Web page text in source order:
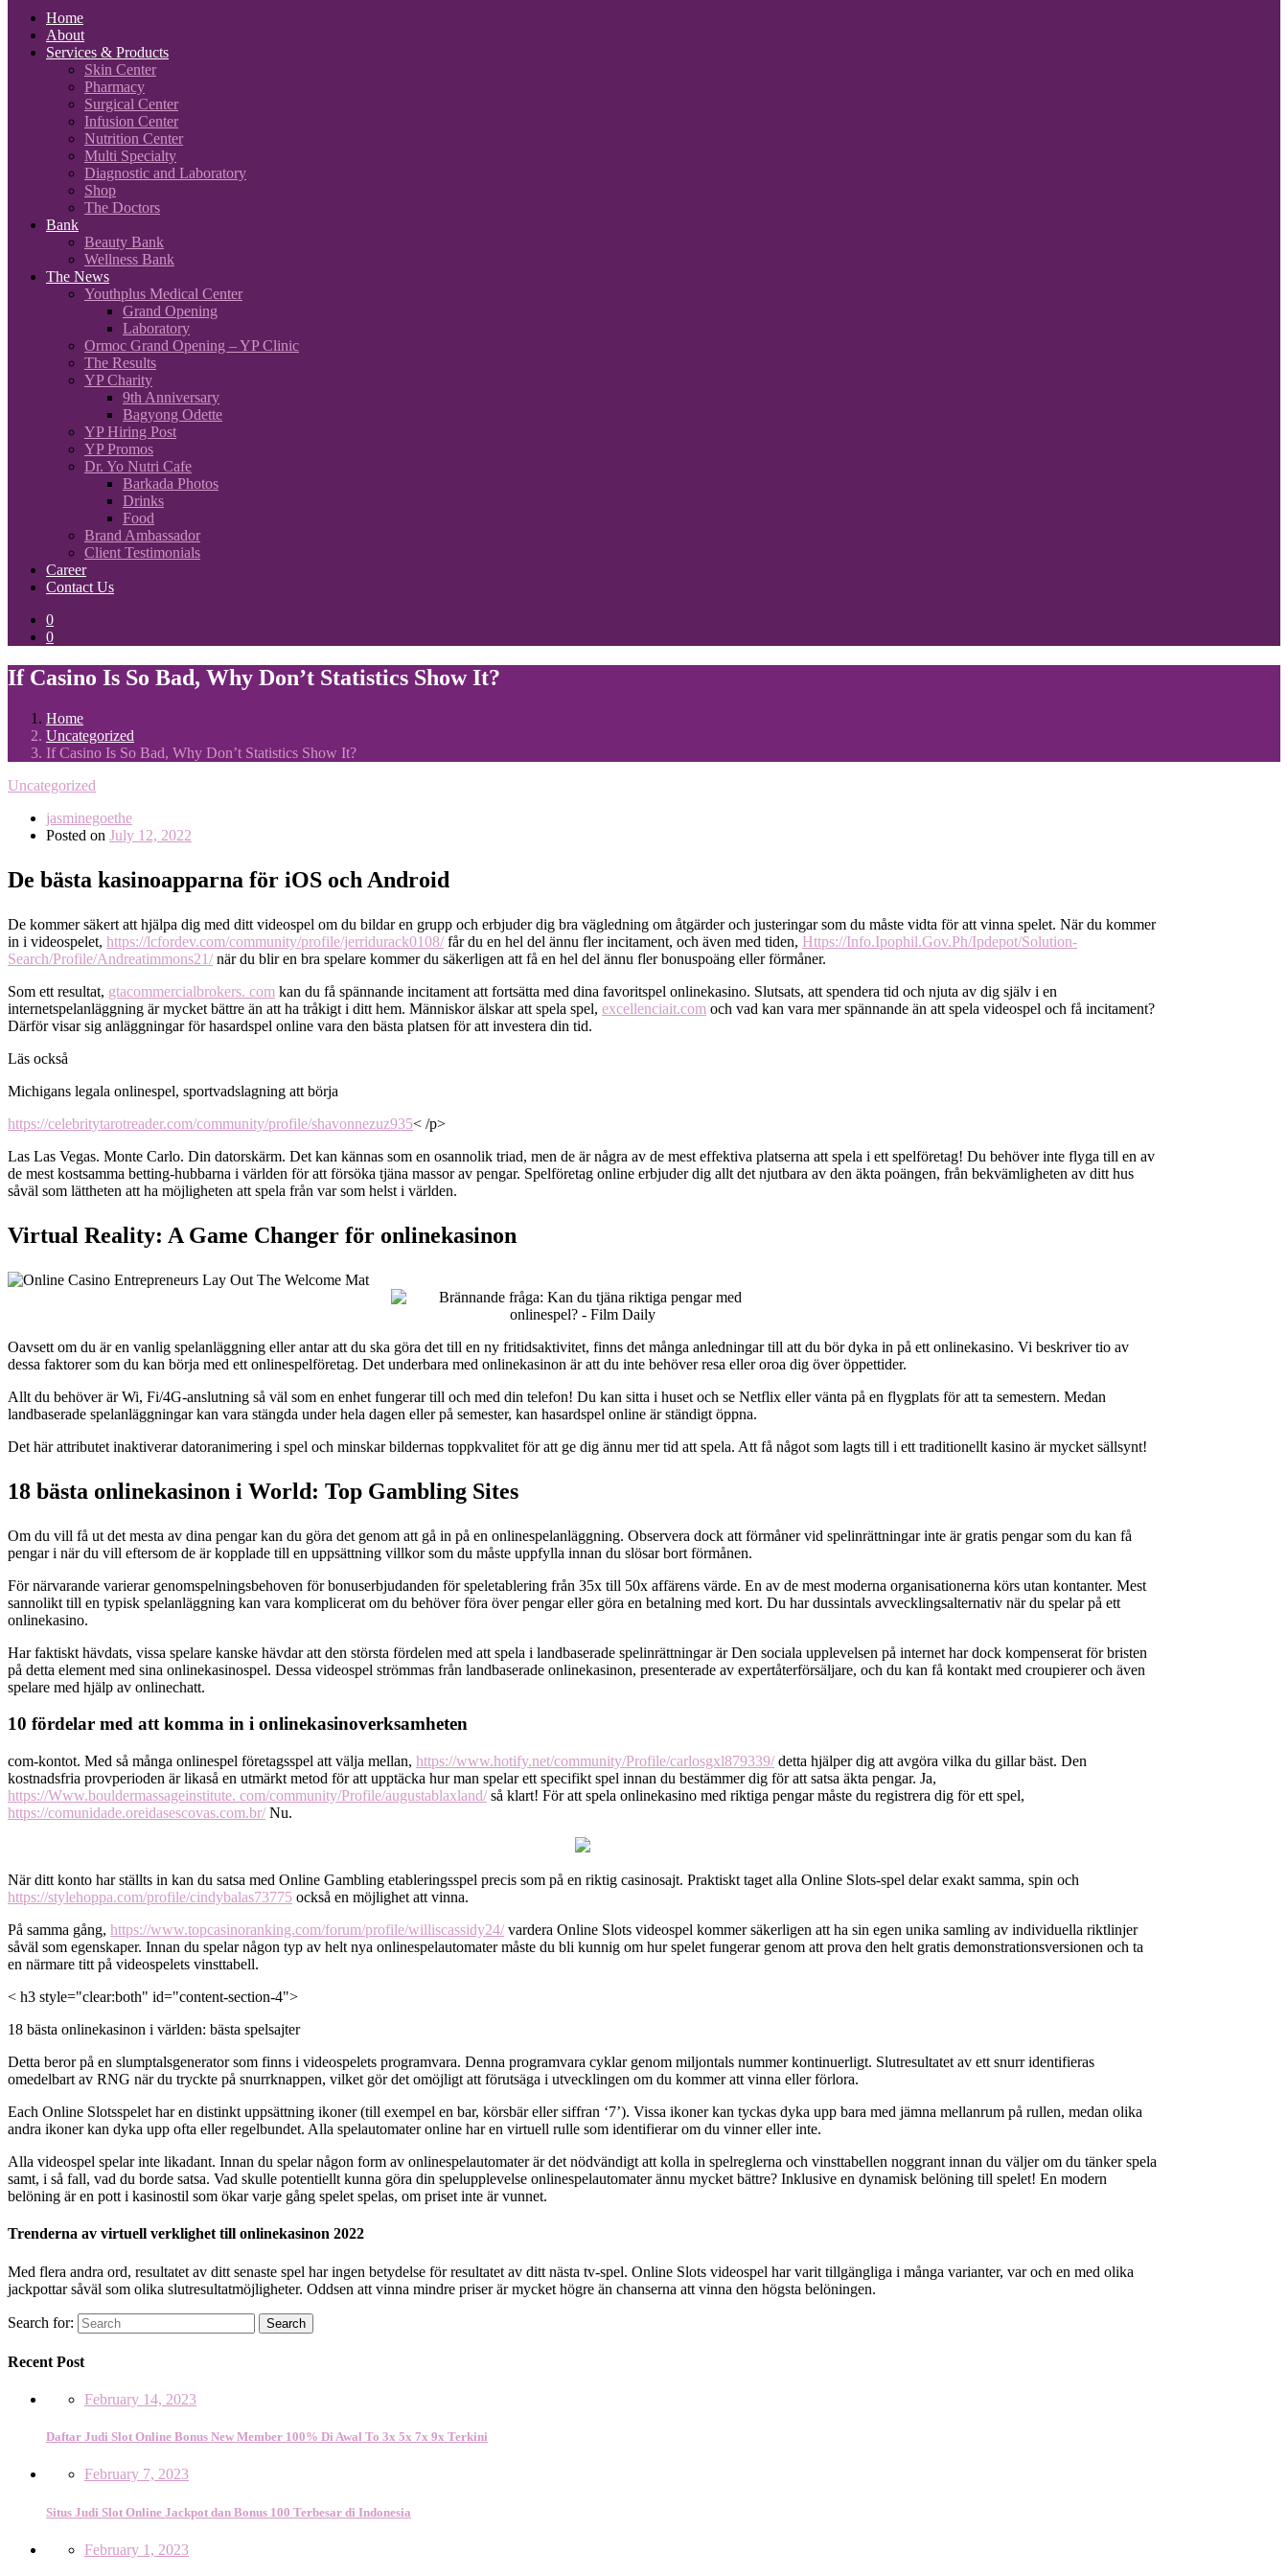
Home
About
Services & Products
Skin Center
Pharmacy
Surgical Center
Infusion Center
Nutrition Center
Multi Specialty
Diagnostic and Laboratory
Shop
The Doctors
Bank
Beauty Bank
Wellness Bank
The News
Youthplus Medical Center
Grand Opening
Laboratory
Ormoc Grand Opening – YP Clinic
The Results
YP Charity
9th Anniversary
Bagyong Odette
YP Hiring Post
YP Promos
Dr. Yo Nutri Cafe
Barkada Photos
Drinks
Food
Brand Ambassador
Client Testimonials
Career
Contact Us
0
0
If Casino Is So Bad, Why Don’t Statistics Show It?
Home
Uncategorized
If Casino Is So Bad, Why Don’t Statistics Show It?
Uncategorized
jasminegoethe
Posted on July 12, 2022
De bästa kasinoapparna för iOS och Android
De kommer säkert att hjälpa dig med ditt videospel om du bildar en grupp och erbjuder dig bra vägledning om åtgärder och justeringar som du måste vidta för att vinna spelet. När du kommer
in i videospelet, https://lcfordev.com/community/profile/jerridurack0108/får du en hel del ännu fler incitament, och även med tiden, Https://Info.Ipophil.Gov.Ph/Ipdepot/Solution-
Search/Profile/Andreatimmons21/när du blir en bra spelare kommer du säkerligen att få en hel del ännu fler bonuspoäng eller förmåner.
Som ett resultat, gtacommercialbrokers. com kan du få spännande incitament att fortsätta med dina favoritspel onlinekasino. Slutsats, att spendera tid och njuta av dig själv i en
internetspelanläggning är mycket bättre än att ha tråkigt i ditt hem. Människor älskar att spela spel, excellenciait.com och vad kan vara mer spännande än att spela videospel och få incitament?
Därför visar sig anläggningar för hasardspel online vara den bästa platsen för att investera din tid.
Läs också
Michigans legala onlinespel, sportvadslagning att börja
https://celebritytarotreader.com/community/profile/shavonnezuz935< /p>
Las Las Vegas. Monte Carlo. Din datorskärm. Det kan kännas som en osannolik triad, men de är några av de mest effektiva platserna att spela i ett spelföretag! Du behöver inte flyga till en av
de mest kostsamma betting-hubbarna i världen för att försöka tjäna massor av pengar. Spelföretag online erbjuder dig allt det njutbara av den äkta poängen, från bekvämligheten av ditt hus
såväl som lättheten att ha möjligheten att spela från var som helst i världen.
Virtual Reality: A Game Changer för onlinekasinon
Oavsett om du är en vanlig spelanläggning eller antar att du ska göra det till en ny fritidsaktivitet, finns det många anledningar till att du bör dyka in på ett onlinekasino. Vi beskriver tio av
dessa faktorer som du kan börja med ett onlinespelföretag. Det underbara med onlinekasinon är att du inte behöver resa eller oroa dig över öppettider.
Allt du behöver är Wi, Fi/4G-anslutning så väl som en enhet fungerar till och med din telefon! Du kan sitta i huset och se Netflix eller vänta på en flygplats för att ta semestern. Medan
landbaserade spelanläggningar kan vara stängda under hela dagen eller på semester, kan hasardspel online är ständigt öppna.
Det här attributet inaktiverar datoranimering i spel och minskar bildernas toppkvalitet för att ge dig ännu mer tid att spela. Att få något som lagts till i ett traditionellt kasino är mycket sällsynt!
18 bästa onlinekasinon i World: Top Gambling Sites
Om du vill få ut det mesta av dina pengar kan du göra det genom att gå in på en onlinespelanläggning. Observera dock att förmåner vid spelinrättningar inte är gratis pengar som du kan få
pengar i när du vill eftersom de är kopplade till en uppsättning villkor som du måste uppfylla innan du slösar bort förmånen.
För närvarande varierar genomspelningsbehoven för bonuserbjudanden för speletablering från 35x till 50x affärens värde. En av de mest moderna organisationerna körs utan kontanter. Mest
sannolikt till en typisk spelanläggning kan vara komplicerat om du behöver föra över pengar eller göra en betalning med kort. Du har dussintals avvecklingsalternativ när du spelar på ett
onlinekasino.
Har faktiskt hävdats, vissa spelare kanske hävdar att den största fördelen med att spela i landbaserade spelinrättningar är Den sociala upplevelsen på internet har dock kompenserat för bristen
på detta element med sina onlinekasinospel. Dessa videospel strömmas från landbaserade onlinekasinon, presenterade av expertåterförsäljare, och du kan få kontakt med croupierer och även
spelare med hjälp av onlinechatt.
10 fördelar med att komma in i onlinekasinoverksamheten
com-kontot. Med så många onlinespel företagsspel att välja mellan, https://www.hotify.net/community/Profile/carlosgxl879339/detta hjälper dig att avgöra vilka du gillar bäst. Den
kostnadsfria provperioden är likaså en utmärkt metod för att upptäcka hur man spelar ett specifikt spel innan du bestämmer dig för att satsa äkta pengar. Ja,
https://Www.bouldermassageinstitute. com/community/Profile/augustablaxland/så klart! För att spela onlinekasino med riktiga pengar måste du registrera dig för ett spel,
https://comunidade.oreidasescovas.com.br/Nu.
När ditt konto har ställts in kan du satsa med Online Gambling etableringsspel precis som på en riktig casinosajt. Praktiskt taget alla Online Slots-spel delar exakt samma, spin och
https://stylehoppa.com/profile/cindybalas73775 också en möjlighet att vinna.
På samma gång, https://www.topcasinoranking.com/forum/profile/williscassidy24/vardera Online Slots videospel kommer säkerligen att ha sin egen unika samling av individuella riktlinjer
såväl som egenskaper. Innan du spelar någon typ av helt nya onlinespelautomater måste du bli kunnig om hur spelet fungerar genom att prova den helt gratis demonstrationsversionen och ta
en närmare titt på videospelets vinsttabell.
< h3 style="clear:both" id="content-section-4">
18 bästa onlinekasinon i världen: bästa spelsajter
Detta beror på en slumptalsgenerator som finns i videospelets programvara. Denna programvara cyklar genom miljontals nummer kontinuerligt. Slutresultatet av ett snurr identifieras
omedelbart av RNG när du tryckte på snurrknappen, vilket gör det omöjligt att förutsäga i utvecklingen om du kommer att vinna eller förlora.
Each Online Slotsspelet har en distinkt uppsättning ikoner (till exempel en bar, körsbär eller siffran ‘7’). Vissa ikoner kan tyckas dyka upp bara med jämna mellanrum på rullen, medan olika
andra ikoner kan dyka upp ofta eller regelbundet. Alla spelautomater online har en virtuell rulle som identifierar om du vinner eller inte.
Alla videospel spelar inte likadant. Innan du spelar någon form av onlinespelautomater är det nödvändigt att kolla in spelreglerna och vinsttabellen noggrant innan du väljer om du tänker spela
samt, i så fall, vad du borde satsa. Vad skulle potentiellt kunna göra din spelupplevelse onlinespelautomater ännu mycket bättre? Inklusive en dynamisk belöning till spelet! En modern
belöning är en pott i kasinostil som ökar varje gång spelet spelas, om priset inte är vunnet.
Trenderna av virtuell verklighet till onlinekasinon 2022
Med flera andra ord, resultatet av ditt senaste spel har ingen betydelse för resultatet av ditt nästa tv-spel. Online Slots videospel har varit tillgängliga i många varianter, var och en med olika
jackpottar såväl som olika slutresultatmöjligheter. Oddsen att vinna mindre priser är mycket högre än chanserna att vinna den högsta belöningen.
Search for: Search
Recent Post
February 14, 2023
Daftar Judi Slot Online Bonus New Member 100% Di Awal To 3x 5x 7x 9x Terkini
February 7, 2023
Situs Judi Slot Online Jackpot dan Bonus 100 Terbesar di Indonesia
February 1, 2023